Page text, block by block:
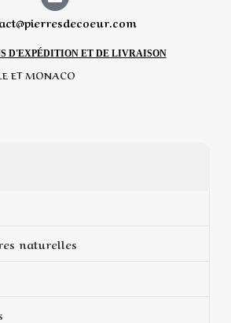
D'EXPÉDITION ET DE LIVRAISON
ET MONACO
naturelles